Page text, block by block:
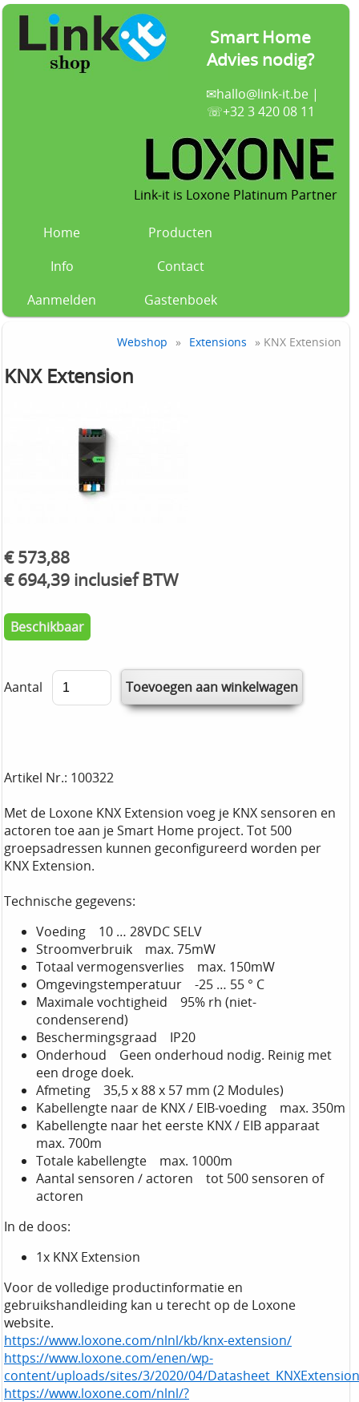
Smart Home
Advies nodig?
✉hallo@link-it.be|
☏+32 3 420 08 11
Link-it is Loxone Platinum Partner
Home
Producten
Info
Contact
Aanmelden
Gastenboek
Webshop » Extensions » KNX Extension
KNX Extension
€ 573,88
€ 694,39 inclusief BTW
Beschikbaar
Aantal
Artikel Nr.: 100322
Met de Loxone KNX Extension voeg je KNX sensoren en
actoren toe aan je Smart Home project. Tot 500
groepsadressen kunnen geconfigureerd worden per
KNX Extension.
Technische gegevens:
Voeding 10 … 28VDC SELV
Stroomverbruik max. 75mW
Totaal vermogensverlies max. 150mW
Omgevingstemperatuur -25 … 55 ° C
Maximale vochtigheid 95% rh (niet-
condenserend)
Beschermingsgraad IP20
Onderhoud Geen onderhoud nodig. Reinig met
een droge doek.
Afmeting 35,5 x 88 x 57 mm (2 Modules)
Kabellengte naar de KNX / EIB-voeding max. 350m
Kabellengte naar het eerste KNX / EIB apparaat
max. 700m
Totale kabellengte max. 1000m
Aantal sensoren / actoren tot 500 sensoren of
actoren
In de doos:
1x KNX Extension
Voor de volledige productinformatie en
gebruikshandleiding kan u terecht op de Loxone
website.
https://www.loxone.com/nlnl/kb/knx-extension/
https://www.loxone.com/enen/wp-
content/uploads/sites/3/2020/04/
https://www.loxone.com/nlnl/?